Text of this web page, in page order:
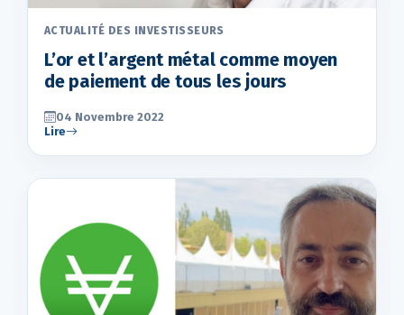
ACTUALITÉ DES INVESTISSEURS
L’or et l’argent métal comme moyen
de paiement de tous les jours
04 Novembre 2022
Lire